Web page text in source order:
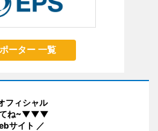
ーター 一覧
フィシャル
ね~▼▼▼
サイト ／